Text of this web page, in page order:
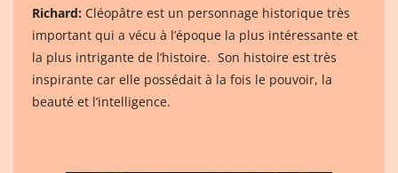
Richard: Cléopâtre est un personnage historique très
important qui a vécu à l’époque la plus intéressante et
la plus intrigante de l’histoire. Son histoire est très
inspirante car elle possédait à la fois le pouvoir, la
beauté et l’intelligence.